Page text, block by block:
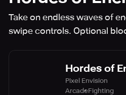
Take on endless waves of
swipe controls. Optional
Hordes of
Pixel Envision
ArcadeFighting